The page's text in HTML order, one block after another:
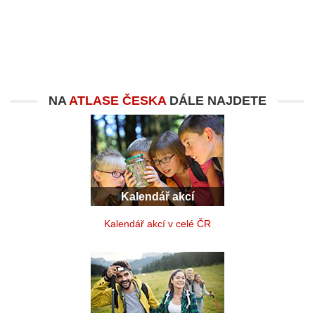
NAATLASE ČESKADÁLE NAJDETE
Kalendář akcí
Kalendář akcí v celé ČR